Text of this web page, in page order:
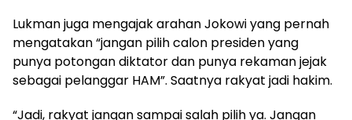
Lukman juga mengajak arahan Jokowi yang pernah
mengatakan “jangan pilih calon presiden yang
punya potongan diktator dan punya rekaman jejak
sebagai pelanggar HAM”. Saatnya rakyat jadi hakim.
“Jadi, rakyat jangan sampai salah pilih ya. Jangan